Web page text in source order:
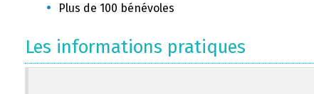
Plus de 100 bénévoles
Les informations pratiques